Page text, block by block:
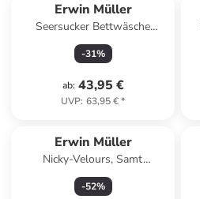
Erwin Müller
Seersucker Bettwäsche
Rosenheim in blau
-31%
ab: 43,95 €
UVP: 63,95 €*
Erwin Müller
Nicky-Velours, Samt
Kissenhülle 2er-Pack
Manchester in hellbraun
-52%